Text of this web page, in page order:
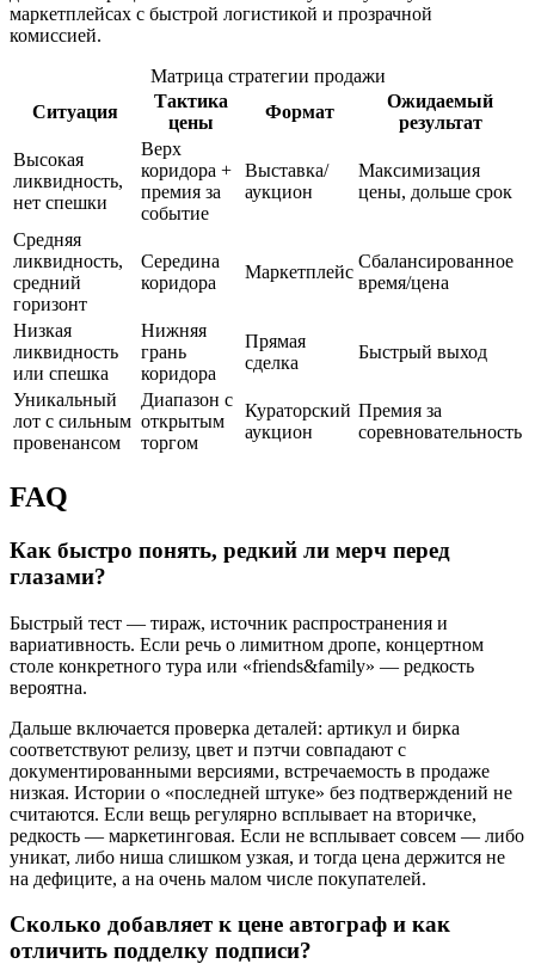
маркетплейсах с быстрой логистикой и прозрачной
комиссией.
Матрица стратегии продажи
Ситуация
Тактика
цены
Формат
Ожидаемый
результат
Высокая
ликвидность,
нет спешки
Верх
коридора +
премия за
событие
Выставка/
аукцион
Максимизация
цены, дольше срок
Средняя
ликвидность,
средний
горизонт
Середина
коридора
Маркетплейс
Сбалансированное
время/цена
Низкая
ликвидность
или спешка
Нижняя
грань
коридора
Прямая
сделка
Быстрый выход
Уникальный
лот с сильным
провенансом
Диапазон с
открытым
торгом
Кураторский
аукцион
Премия за
соревновательность
FAQ
Как быстро понять, редкий ли мерч перед
глазами?
Быстрый тест — тираж, источник распространения и
вариативность. Если речь о лимитном дропе, концертном
столе конкретного тура или «friends&family» — редкость
вероятна.
Дальше включается проверка деталей: артикул и бирка
соответствуют релизу, цвет и пэтчи совпадают с
документированными версиями, встречаемость в продаже
низкая. Истории о «последней штуке» без подтверждений не
считаются. Если вещь регулярно всплывает на вторичке,
редкость — маркетинговая. Если не всплывает совсем — либо
уникат, либо ниша слишком узкая, и тогда цена держится не
на дефиците, а на очень малом числе покупателей.
Сколько добавляет к цене автограф и как
отличить подделку подписи?